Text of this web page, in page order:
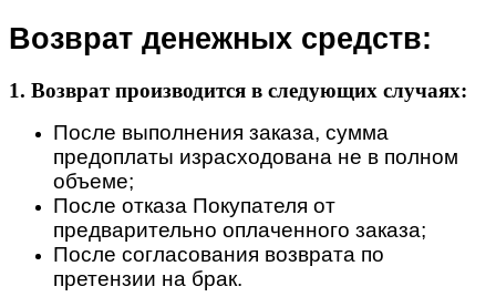
Возврат денежных средств:
1. Возврат производится в следующих случаях:
После выполнения заказа, сумма
предоплаты израсходована не в полном
объеме;
После отказа Покупателя от
предварительно оплаченного заказа;
После согласования возврата по
претензии на брак.